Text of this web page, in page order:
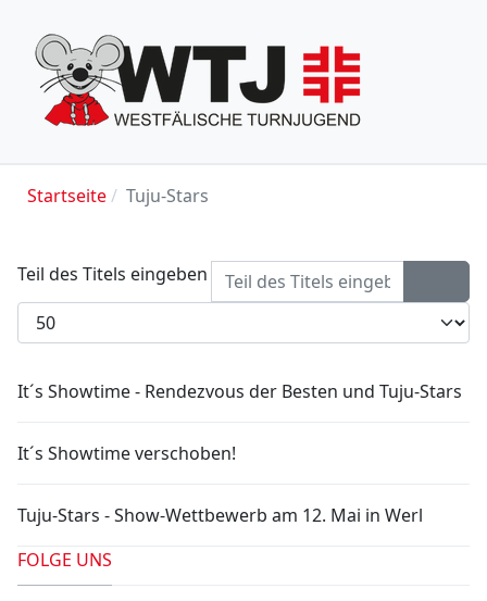
Startseite Tuju-Stars
Teil des Titels eingeben
Anzeige #
It´s Showtime - Rendezvous der Besten und Tuju-Stars
It´s Showtime verschoben!
Tuju-Stars - Show-Wettbewerb am 12. Mai in Werl
FOLGE UNS